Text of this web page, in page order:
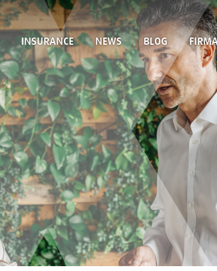
INSURANCE NEWS BLOG